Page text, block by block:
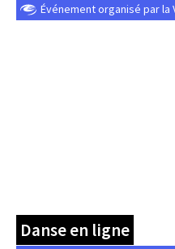
Événement organisé par la
Danse en ligne